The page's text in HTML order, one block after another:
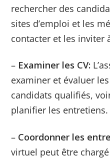
rechercher des
sites d’emploi et les
contacter et les inviter
– Examiner les CV:
examiner et évaluer
candidats qualifiés,
planifier les entretiens.
– Coordonner les
virtuel peut être